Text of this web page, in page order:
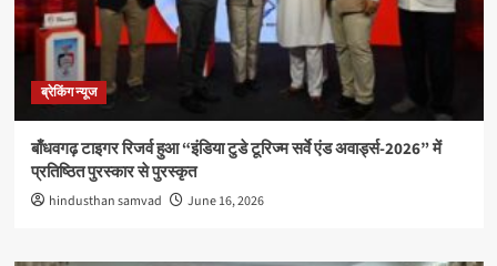
ब्रेकिंग न्यूज
बाँधवगढ़ टाइगर रिजर्व हुआ “इंडिया टुडे टूरिज्म सर्वे एंड अवार्ड्स-2026” में
प्रतिष्ठित पुरस्कार से पुरस्कृत
hindusthan samvad June 16, 2026